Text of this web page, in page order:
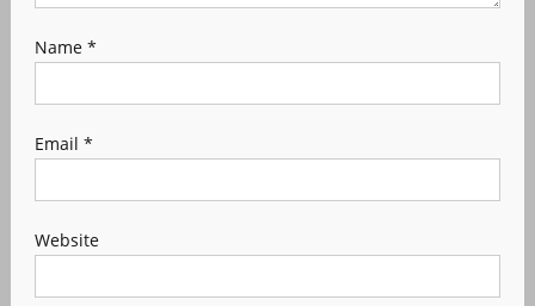
Name *
Email *
Website